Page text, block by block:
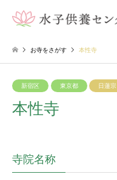
お寺をさがす 本性寺
新宿区 東京都 日蓮宗
本性寺
寺院名称